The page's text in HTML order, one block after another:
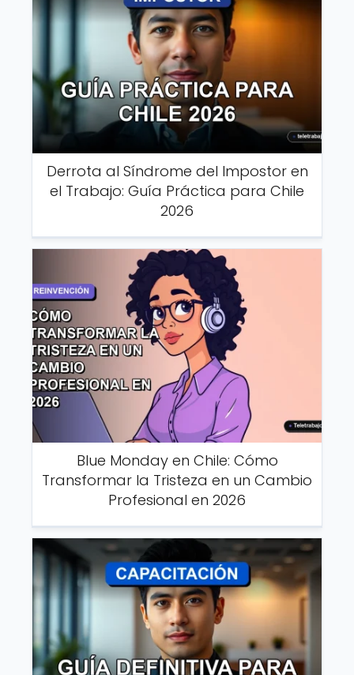
Derrota al Síndrome del Impostor en
el Trabajo: Guía Práctica para Chile
2026
Blue Monday en Chile: Cómo
Transformar la Tristeza en un Cambio
Profesional en 2026